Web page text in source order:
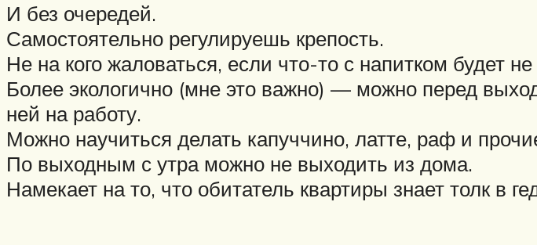
И без очередей.
Самостоятельно регулируешь крепость.
Не на кого жаловаться, если что-то с напитком будет не
Более экологично (мне это важно) — можно перед
ней на работу.
Можно научиться делать капуччино, латте, раф и
По выходным с утра можно не выходить из дома.
Намекает на то, что обитатель квартиры знает толк в